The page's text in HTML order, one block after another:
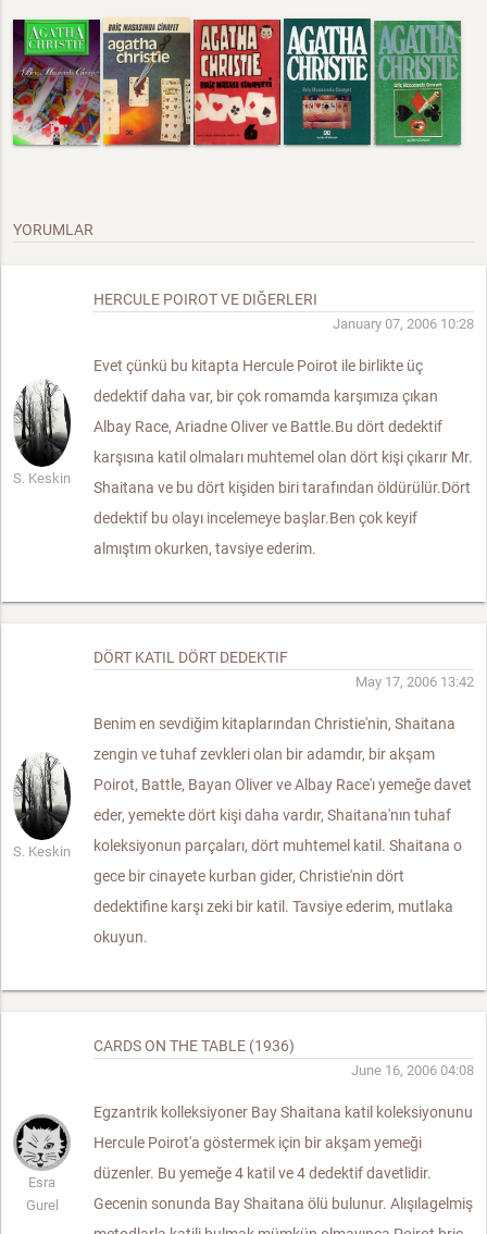
YORUMLAR
S. Keskin
HERCULE POIROT VE DIĞERLERI
January 07, 2006 10:28
Evet çünkü bu kitapta Hercule Poirot ile birlikte üç
dedektif daha var, bir çok romamda karşımıza çıkan
Albay Race, Ariadne Oliver ve Battle.Bu dört dedektif
karşısına katil olmaları muhtemel olan dört kişi çıkarır Mr.
Shaitana ve bu dört kişiden biri tarafından öldürülür.Dört
dedektif bu olayı incelemeye başlar.Ben çok keyif
almıştım okurken, tavsiye ederim.
S. Keskin
DÖRT KATIL DÖRT DEDEKTIF
May 17, 2006 13:42
Benim en sevdiğim kitaplarından Christie'nin, Shaitana
zengin ve tuhaf zevkleri olan bir adamdır, bir akşam
Poirot, Battle, Bayan Oliver ve Albay Race'ı yemeğe davet
eder, yemekte dört kişi daha vardır, Shaitana'nın tuhaf
koleksiyonun parçaları, dört muhtemel katil. Shaitana o
gece bir cinayete kurban gider, Christie'nin dört
dedektifine karşı zeki bir katil. Tavsiye ederim, mutlaka
okuyun.
Esra
Gurel
CARDS ON THE TABLE (1936)
June 16, 2006 04:08
Egzantrik kolleksiyoner Bay Shaitana katil koleksiyonunu
Hercule Poirot'a göstermek için bir akşam yemeği
düzenler. Bu yemeğe 4 katil ve 4 dedektif davetlidir.
Gecenin sonunda Bay Shaitana ölü bulunur. Alışılagelmiş